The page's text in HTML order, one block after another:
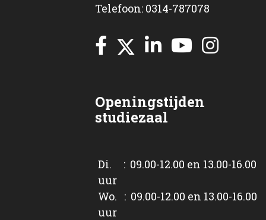
Telefoon: 0314-787078
Openingstijden
studiezaal
Di. : 09.00-12.00 en 13.00-16.00
uur
Wo. : 09.00-12.00 en 13.00-16.00
uur